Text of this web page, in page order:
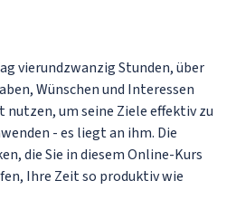
vierundzwanzig Stunden, über
Wünschen und Interessen
nutzen, um seine Ziele effektiv zu
- es liegt an ihm. Die
die Sie in diesem Online-Kurs
Ihre Zeit so produktiv wie